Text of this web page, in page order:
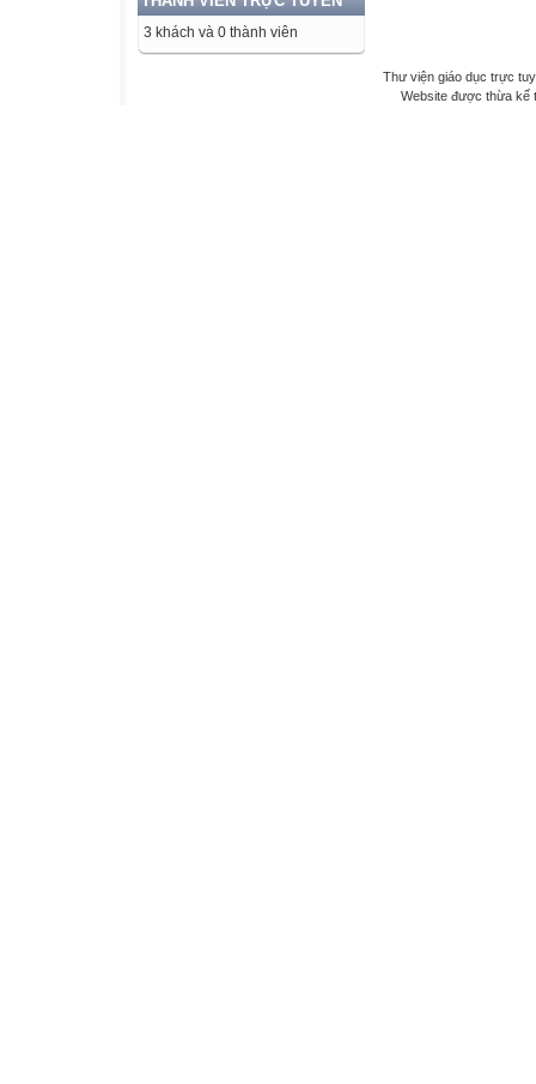
3 khách và 0 thành viên
Thư viện giáo dục trực
Website được thừa kế